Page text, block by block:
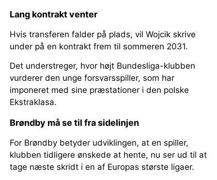
Lang kontrakt venter
Hvis transferen falder på plads, vil Wojcik skrive
under på en kontrakt frem til sommeren 2031.
Det understreger, hvor højt Bundesliga-klubben
vurderer den unge forsvarsspiller, som har
imponeret med sine præstationer i den polske
Ekstraklasa.
Brøndby må se til fra sidelinjen
For Brøndby betyder udviklingen, at en spiller,
klubben tidligere ønskede at hente, nu ser ud til at
tage næste skridt i en af Europas største ligaer.